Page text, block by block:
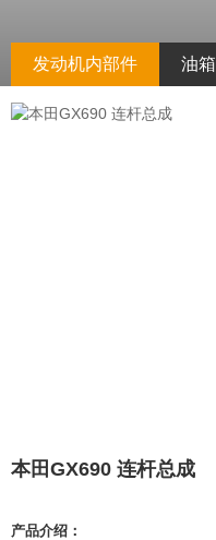
发动机内部件 油箱
本田GX690 连杆总成
产品介绍：